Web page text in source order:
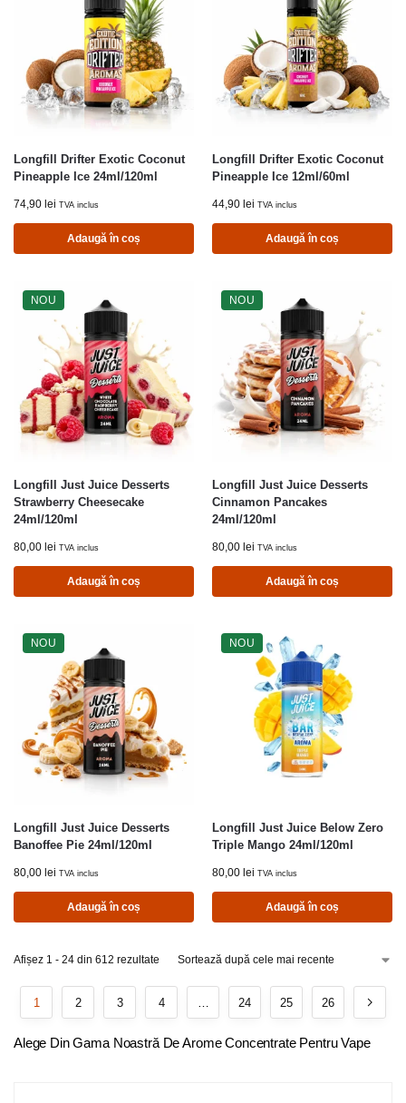
Longfill Drifter Exotic Coconut
Pineapple Ice 24ml/120ml
74,90 lei TVA inclus
Adaugă în coș
Longfill Drifter Exotic Coconut
Pineapple Ice 12ml/60ml
44,90 lei TVA inclus
Adaugă în coș
NOU
Longfill Just Juice Desserts
Strawberry Cheesecake
24ml/120ml
80,00 lei TVA inclus
Adaugă în coș
NOU
Longfill Just Juice Desserts
Cinnamon Pancakes
24ml/120ml
80,00 lei TVA inclus
Adaugă în coș
NOU
Longfill Just Juice Desserts
Banoffee Pie 24ml/120ml
80,00 lei TVA inclus
Adaugă în coș
NOU
Longfill Just Juice Below Zero
Triple Mango 24ml/120ml
80,00 lei TVA inclus
Adaugă în coș
Afișez 1 - 24 din 612 rezultate
1 2 3 4 … 24 25 26
Alege Din Gama Noastră De Arome Concentrate Pentru Vape